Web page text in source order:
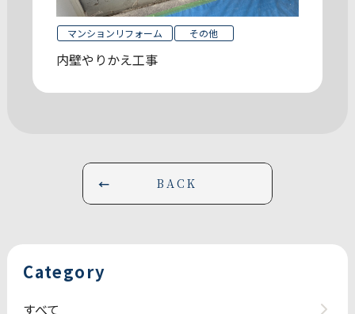
マンションリフォーム その他
内壁やりかえ工事
BACK
Category
すべて